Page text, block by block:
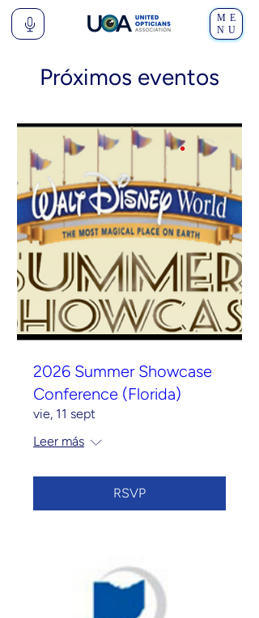
ME
NU
Próximos eventos
2026 Summer Showcase
Conference (Florida)
vie, 11 sept
Leer más
RSVP